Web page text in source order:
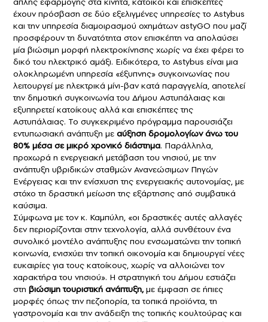
έχουν πρόσβαση σε δύο εξελιγμένες υπηρεσίες το Astybus
και την υπηρεσία διαμοιρασμού οχημάτων astyGO που μαζί
προσφέρουν τη δυνατότητα στον επισκέπτη να απολαύσει
μία βιώσιμη μορφή ηλεκτροκίνησης χωρίς να έχει φέρει το
δικό του ηλεκτρικό αμάξι. Ειδικότερα, το Astybus είναι μια
ολοκληρωμένη υπηρεσία «έξυπνης» συγκοινωνίας που
λειτουργεί με ηλεκτρικά μίνι-βαν κατά παραγγελία, αποτελεί
την δημοτική συγκοινωνία του Δήμου Αστυπάλαιας και
εξυπηρετεί κατοίκους αλλά και επισκέπτες της
Αστυπάλαιας. Το συγκεκριμένο πρόγραμμα παρουσιάζει
εντυπωσιακή ανάπτυξη με αύξηση δρομολογίων άνω του
80% μέσα σε μικρό χρονικό διάστημα. Παράλληλα,
προχωρά η ενεργειακή μετάβαση του νησιού, με την
ανάπτυξη υβριδικών σταθμών Ανανεώσιμων Πηγών
Ενέργειας και την ενίσχυση της ενεργειακής αυτονομίας, με
στόχο τη δραστική μείωση της εξάρτησης από συμβατικά
καύσιμα.
Σύμφωνα με τον κ. Καμπύλη, «οι δραστικές αυτές αλλαγές
δεν περιορίζονται στην τεχνολογία, αλλά συνθέτουν ένα
συνολικό μοντέλο ανάπτυξης που ενσωματώνει την τοπική
κοινωνία, ενισχύει την τοπική οικονομία και δημιουργεί νέες
ευκαιρίες για τους κατοίκους, χωρίς να αλλοιώνει τον
χαρακτήρα του νησιού». Η στρατηγική του Δήμου εστιάζει
στη βιώσιμη τουριστική ανάπτυξη,με έμφαση σε ήπιες
μορφές όπως την πεζοπορία, τα τοπικά προϊόντα, τη
γαστρονομία και την ανάδειξη της τοπικής κουλτούρας και